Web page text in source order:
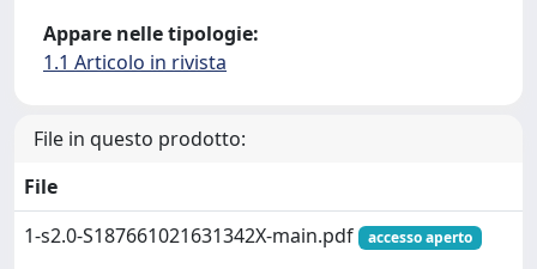
Appare nelle tipologie:
1.1 Articolo in rivista
File in questo prodotto:
File
1-s2.0-S187661021631342X-main.pdf
accesso aperto